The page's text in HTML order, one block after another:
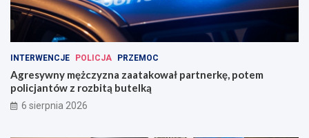
INTERWENCJE POLICJA PRZEMOC
Agresywny mężczyzna zaatakował partnerkę, potem
policjantów z rozbitą butelką
6 sierpnia 2026